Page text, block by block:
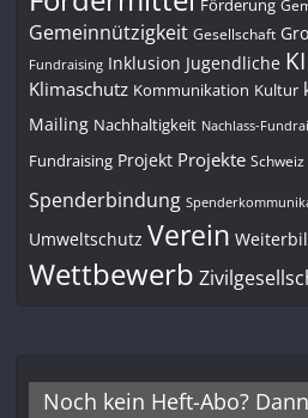
Förderung
Gemeinnützigkeit Gesellschaft
Fundraising Inklusion Jugendliche KI
Klimaschutz Kommunikation Kultur
Mailing Nachhaltigkeit Nachlass-
Fundraising Projekt Projekte Schweiz
Spenderbindung
Umweltschutz Verein
Wettbewerb
Noch kein Heft-Abo?